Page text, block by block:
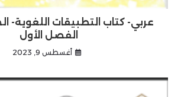
عربي- كتاب التطبيقات اللغوية-
الفصل الأول
أغسطس 9, 2023